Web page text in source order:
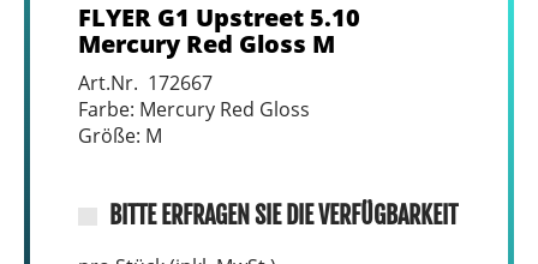
FLYER G1 Upstreet 5.10
Mercury Red Gloss M
Art.Nr. 172667
Farbe: Mercury Red Gloss
Größe: M
BITTE ERFRAGEN SIE DIE VERFÜGBARKEIT